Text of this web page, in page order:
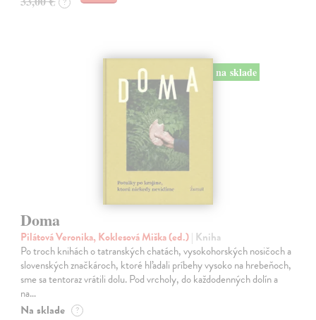
na sklade
Doma
Pilátová Veronika, Koklesová Miška (ed.)| Kniha
Po troch knihách o tatranských chatách, vysokohorských nosičoch a
slovenských značkároch, ktoré hľadali príbehy vysoko na hrebeňoch,
sme sa tentoraz vrátili dolu. Pod vrcholy, do každodenných dolín a
na…
Na sklade ?